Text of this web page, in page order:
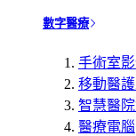
數字醫療
手術室
移動醫
智慧醫
醫療電腦